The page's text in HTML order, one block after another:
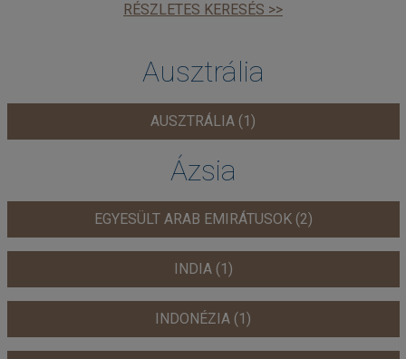
RÉSZLETES KERESÉS >>
Ausztrália
AUSZTRÁLIA (1)
Ázsia
EGYESÜLT ARAB EMIRÁTUSOK (2)
INDIA (1)
INDONÉZIA (1)